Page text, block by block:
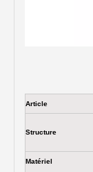
Article
Structure
Matériel